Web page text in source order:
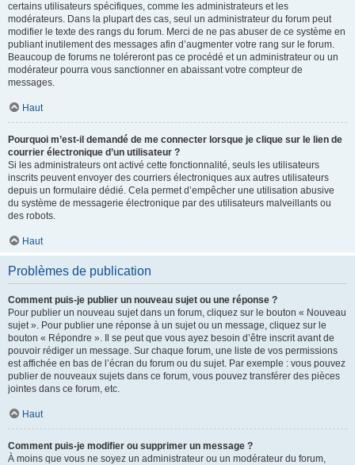
certains utilisateurs spécifiques, comme les administrateurs et les
modérateurs. Dans la plupart des cas, seul un administrateur du forum peut
modifier le texte des rangs du forum. Merci de ne pas abuser de ce système en
publiant inutilement des messages afin d’augmenter votre rang sur le forum.
Beaucoup de forums ne toléreront pas ce procédé et un administrateur ou un
modérateur pourra vous sanctionner en abaissant votre compteur de
messages.
Haut
Pourquoi m’est-il demandé de me connecter lorsque je clique sur le lien de
courrier électronique d’un utilisateur ?
Si les administrateurs ont activé cette fonctionnalité, seuls les utilisateurs
inscrits peuvent envoyer des courriers électroniques aux autres utilisateurs
depuis un formulaire dédié. Cela permet d’empêcher une utilisation abusive
du système de messagerie électronique par des utilisateurs malveillants ou
des robots.
Haut
Problèmes de publication
Comment puis-je publier un nouveau sujet ou une réponse ?
Pour publier un nouveau sujet dans un forum, cliquez sur le bouton « Nouveau
sujet ». Pour publier une réponse à un sujet ou un message, cliquez sur le
bouton « Répondre ». Il se peut que vous ayez besoin d’être inscrit avant de
pouvoir rédiger un message. Sur chaque forum, une liste de vos permissions
est affichée en bas de l’écran du forum ou du sujet. Par exemple : vous pouvez
publier de nouveaux sujets dans ce forum, vous pouvez transférer des pièces
jointes dans ce forum, etc.
Haut
Comment puis-je modifier ou supprimer un message ?
À moins que vous ne soyez un administrateur ou un modérateur du forum,